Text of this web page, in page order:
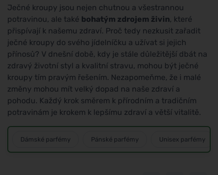
Ječné kroupy jsou nejen chutnou a všestrannou
potravinou, ale také bohatým zdrojem živin, které
přispívají k našemu zdraví. Proč tedy nezkusit zařadit
ječné kroupy do svého jídelníčku a užívat si jejich
přínosů? V dnešní době, kdy je stále důležitější dbát na
zdravý životní styl a kvalitní stravu, mohou být ječné
kroupy tím pravým řešením. Nezapomeňme, že i malé
změny mohou mít velký dopad na naše zdraví a
pohodu. Každý krok směrem k přírodním a tradičním
potravinám je krokem k lepšímu zdraví a větší vitalitě.
Dámské parfémy Pánské parfémy Unisex parfémy